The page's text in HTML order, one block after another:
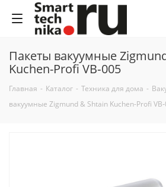
Пакеты вакуумные
Kuchen-Profi VB‑005
Главная - Каталог - Техника для дома -
вакуумные Zigmund & Shtain Kuchen-Profi